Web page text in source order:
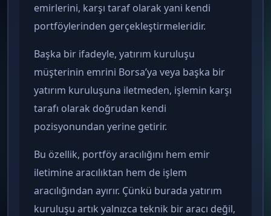
emirlerini, karşı taraf olarak yani kendi
portföylerinden gerçekleştirmeleridir.
Başka bir ifadeyle, yatırım kuruluşu
müşterinin emrini Borsa’ya veya başka bir
yatırım kuruluşuna iletmeden, işlemin karşı
tarafı olarak doğrudan kendi
pozisyonundan yerine getirir.
Bu özellik, portföy aracılığını hem emir
iletimine aracılıktan hem de işlem
aracılığından ayırır. Çünkü burada yatırım
kuruluşu artık yalnızca teknik bir aracı değil,